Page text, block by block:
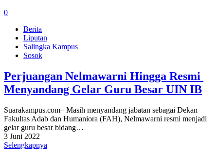
0
Berita
Liputan
Salingka Kampus
Sosok
Perjuangan Nelmawarni Hingga Resmi
Menyandang Gelar Guru Besar UIN IB
Suarakampus.com– Masih menyandang jabatan sebagai Dekan
Fakultas Adab dan Humaniora (FAH), Nelmawarni resmi menjadi
gelar guru besar bidang…
3 Juni 2022
Selengkapnya